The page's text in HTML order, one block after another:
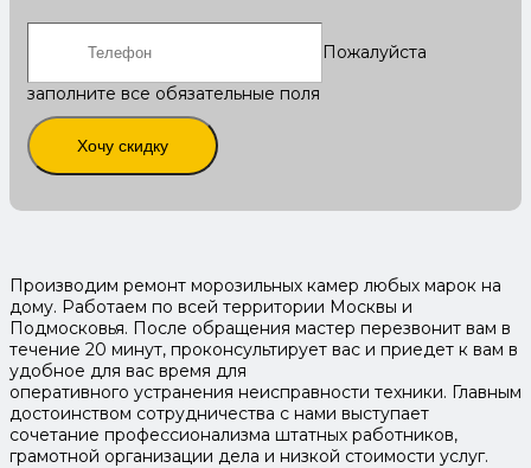
Пожалуйста
заполните все обязательные поля
Хочу скидку
Производим ремонт морозильных камер любых марок на
дому. Работаем по всей территории Москвы и
Подмосковья. После обращения мастер перезвонит вам в
течение 20 минут, проконсультирует вас и приедет к вам в
удобное для вас время для
оперативного устранения неисправности техники. Главным
достоинством сотрудничества с нами выступает
сочетание профессионализма штатных работников,
грамотной организации дела и низкой стоимости услуг.